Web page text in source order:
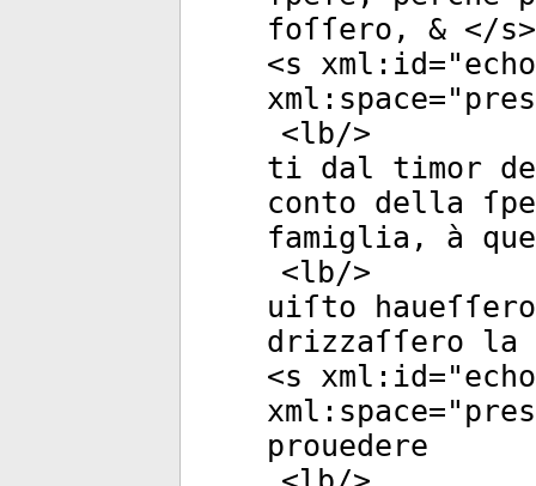
foſſero, & </s>
<s xml:id="
xml:space="
<lb/>
ti dal timor
conto della
famiglia, à
<lb/>
uiſto
drizzaſſero
<s xml:id="
xml:space="
prouedere